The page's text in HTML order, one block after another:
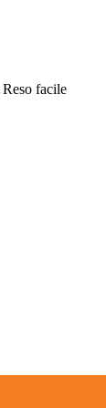
Reso facile